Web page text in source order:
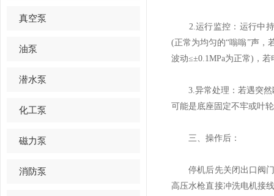
真空泵
油泵
潜水泵
化工泵
磁力泵
消防泵
2.运行监控：运行中持
(正常为均匀的“嗡嗡”声，
波动≤±0.1MPa为正常)，
3.异常处理：若遇突然
可能是底座固定不牢或叶
三、操作后：
停机后先关闭出口阀门
高压水枪直接冲洗电机接